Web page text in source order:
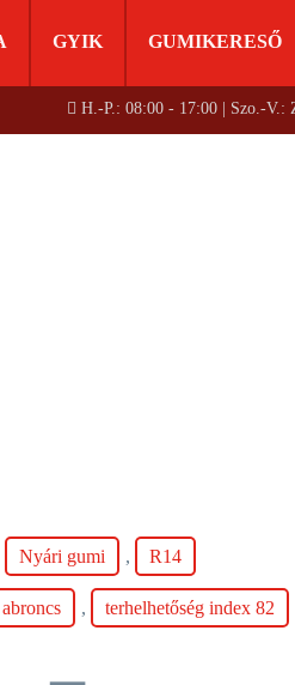
GYIK GUMIKERESŐ
H.-P.: 08:00 - 17:00 | Szo.-V.:
Nyári gumi , R14
, terhelhetőség index 82